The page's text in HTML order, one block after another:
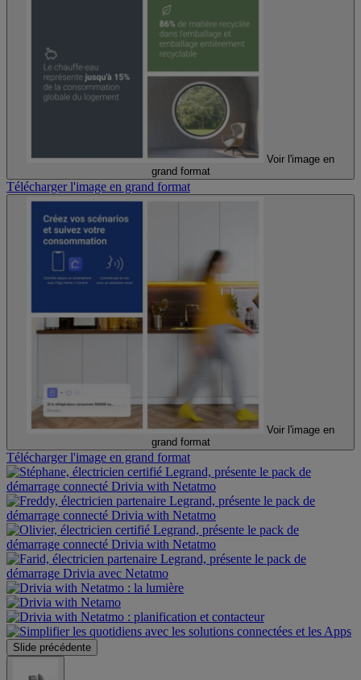
Voir l'image en
grand format
Télécharger l'image en grand format
Voir l'image en
grand format
Télécharger l'image en grand format
Slide précédente